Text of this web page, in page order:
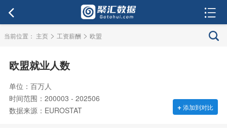
当前位置： 主页 > 工资薪酬 > 欧盟
欧盟就业人数
单位：百万人
时间范围：200003 - 202506
数据来源：EUROSTAT
+添加到对比